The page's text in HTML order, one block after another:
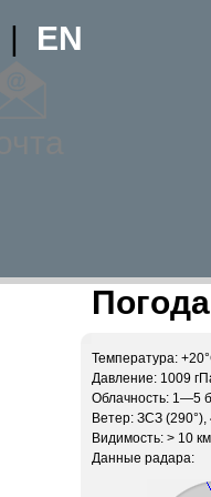
| EN
Температура:
Давление: 1009
Облачность: 1—5
Ветер: ЗСЗ (290°),
Видимость: > 10 км
Данные радара: